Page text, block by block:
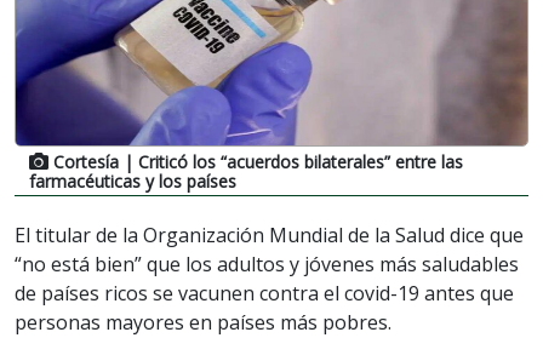
Cortesía | Criticó los “acuerdos bilaterales” entre las
farmacéuticas y los países
El titular de la Organización Mundial de la Salud dice que
“no está bien” que los adultos y jóvenes más saludables
de países ricos se vacunen contra el covid-19 antes que
personas mayores en países más pobres.